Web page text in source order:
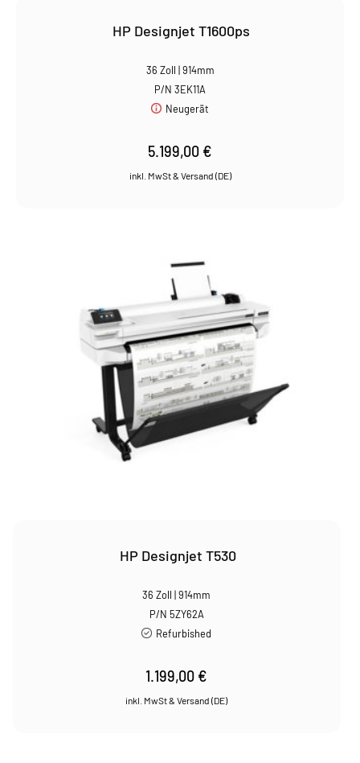
HP Designjet T1600ps
36 Zoll | 914mm
P/N 3EK11A
Neugerät
5.199,00 €
HP Designjet T530
36 Zoll | 914mm
P/N 5ZY62A
Refurbished
1.199,00 €